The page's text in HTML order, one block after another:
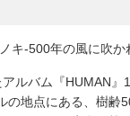
-500年の風に吹か
ルバム『HUMAN』
地点にある、樹齢